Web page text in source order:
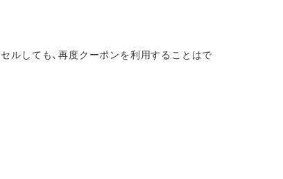
ルしても、再度クーポンを利用することはで